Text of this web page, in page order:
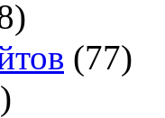
(77)